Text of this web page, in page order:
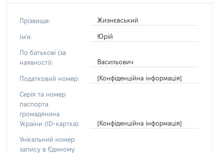
Прізвище: Жизнєвський
Ім'я: Юрій
По батькові (за
наявності):
Васильович
Податковий номер: [Конфіденційна інформація]
Серія та номер
паспорта
громадянина
України (ID-картка):
[Конфіденційна інформація]
Унікальний номер
запису в Єдиному